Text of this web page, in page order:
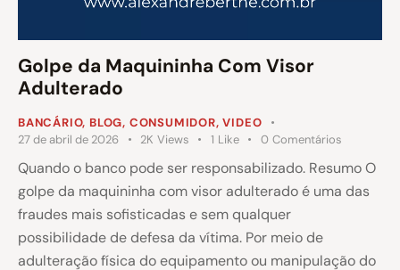
Golpe da Maquininha Com Visor
Adulterado
BANCÁRIO, BLOG, CONSUMIDOR,VIDEO
27 de abril de 2026
2K Views 1 Like 0 Comentários
Quando o banco pode ser responsabilizado. Resumo O
golpe da maquininha com visor adulterado é uma das
fraudes mais sofisticadas e sem qualquer
possibilidade de defesa da vítima. Por meio de
adulteração física do equipamento ou manipulação do